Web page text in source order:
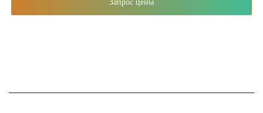
Запрос цены